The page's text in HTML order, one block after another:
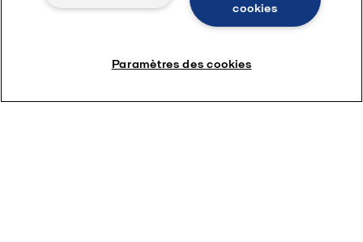
cookies
Paramètres des cookies